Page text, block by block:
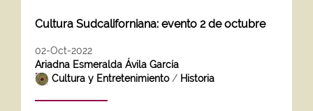
Cultura Sudcaliforniana: evento 2 de octubre
02-Oct-2022
Ariadna Esmeralda Ávila García
Cultura y Entretenimiento/ Historia